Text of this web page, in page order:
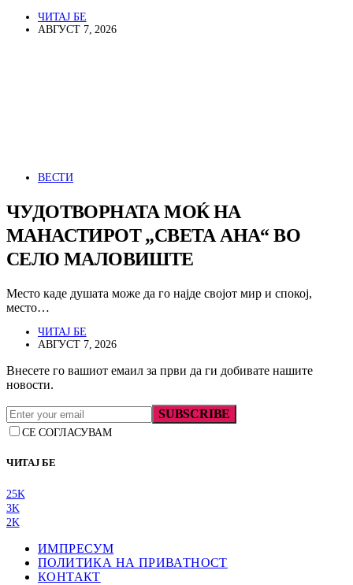
ЧИТАЈ БЕ
АВГУСТ 7, 2026
ВЕСТИ
ЧУДОТВОРНАТА МОЌ НА
МАНАСТИРОТ „СВЕТА АНА“ ВО
СЕЛО МАЛОВИШТЕ
Место каде душата може да го најде својот мир и спокој,
место…
ЧИТАЈ БЕ
АВГУСТ 7, 2026
Внесете го вашиот емаил за први да ги добивате нашите
новости.
SUBSCRIBE
СЕ СОГЛАСУВАМ
ЧИТАЈ БЕ
25K
3K
2K
ИМПРЕСУМ
ПОЛИТИКА НА ПРИВАТНОСТ
КОНТАКТ